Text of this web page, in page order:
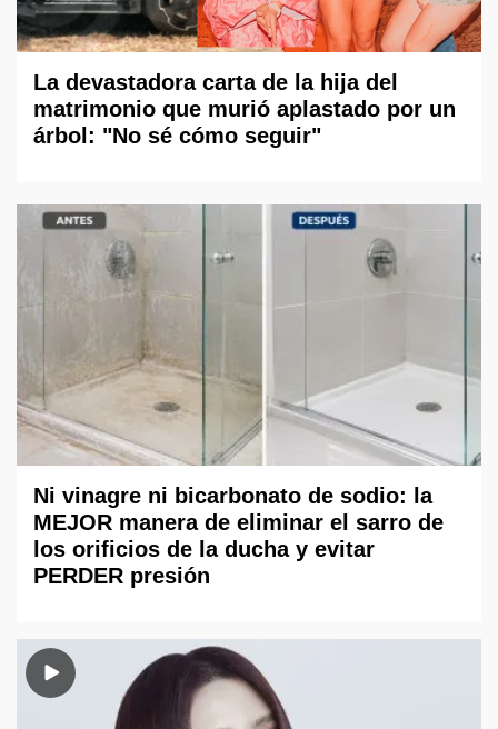
La devastadora carta de la hija del
matrimonio que murió aplastado por un
árbol: "No sé cómo seguir"
Ni vinagre ni bicarbonato de sodio: la
MEJOR manera de eliminar el sarro de
los orificios de la ducha y evitar
PERDER presión